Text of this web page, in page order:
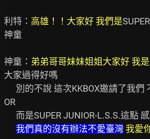
利特： 高雄！！大家好 我們是
神童
神童： 弟弟哥哥妹妹姐姐大家好 我
大家過得好嗎
OR
我們真的沒有辦法不愛臺灣 我愛